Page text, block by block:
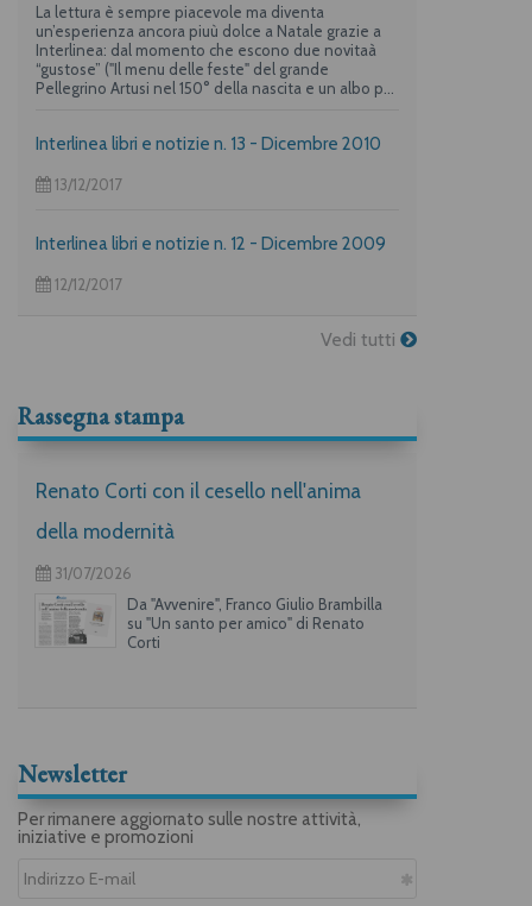
La lettura è sempre piacevole ma diventa
un’esperienza ancora piuù dolce a Natale grazie a
Interlinea: dal momento che escono due novitaà
“gustose” ("Il menu delle feste" del grande
Pellegrino Artusi nel 150° della nascita e un albo per
Vivarelli) la casa editrice propone una deliziosa
Interlinea libri e notizie n. 13 - Dicembre 2010
13/12/2017
Interlinea libri e notizie n. 12 - Dicembre 2009
12/12/2017
Vedi tutti
Rassegna stampa
Renato Corti con il cesello nell'anima
della modernità
31/07/2026
Da "Avvenire", Franco Giulio Brambilla
su "Un santo per amico" di Renato
Corti
Newsletter
Per rimanere aggiornato sulle nostre attività,
iniziative e promozioni